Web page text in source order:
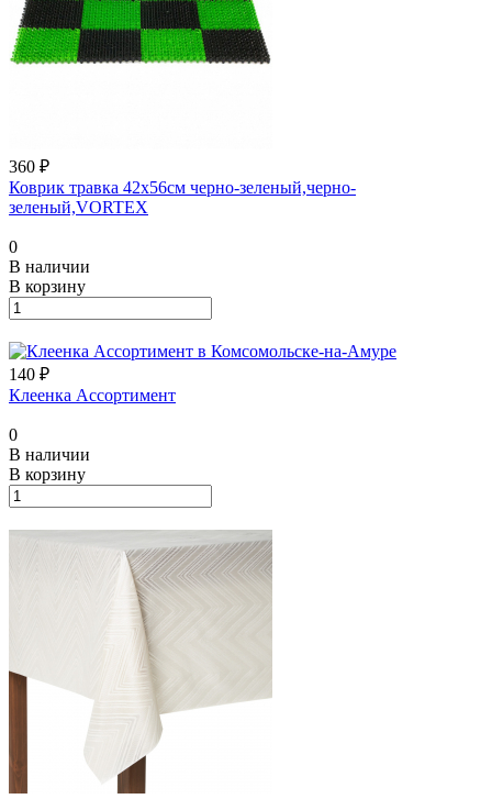
360 ₽
Коврик травка 42х56см черно-зеленый,черно-
зеленый,VORTEX
0
В наличии
В корзину
140 ₽
Клеенка Ассортимент
0
В наличии
В корзину